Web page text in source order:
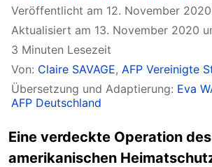
Veröffentlicht am 12. November
Aktualisiert am 13. November 2020
3 Minuten Lesezeit
Von: Claire SAVAGE, AFP Vereinigte
Übersetzung und Adaptierung: Eva
AFP Deutschland
Eine verdeckte Operation des
amerikanischen